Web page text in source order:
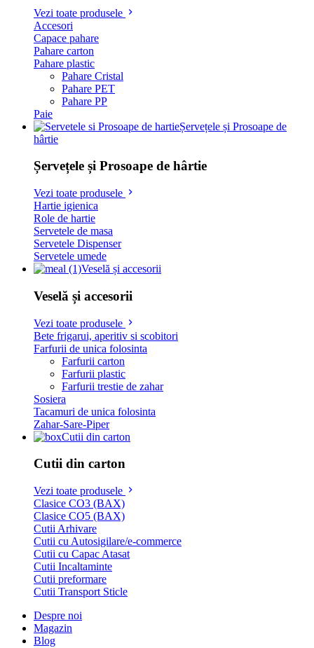
Vezi toate produsele
Accesori
Capace pahare
Pahare carton
Pahare plastic
Pahare Cristal
Pahare PET
Pahare PP
Paie
Șervețele și Prosoape de
hârtie
Șervețele și Prosoape de hârtie
Vezi toate produsele
Hartie igienica
Role de hartie
Servetele de masa
Servetele Dispenser
Servetele umede
Veselă și accesorii
Veselă și accesorii
Vezi toate produsele
Bete frigarui, aperitiv si scobitori
Farfurii de unica folosinta
Farfurii carton
Farfurii plastic
Farfurii trestie de zahar
Sosiera
Tacamuri de unica folosinta
Zahar-Sare-Piper
Cutii din carton
Cutii din carton
Vezi toate produsele
Clasice CO3 (BAX)
Clasice CO5 (BAX)
Cutii Arhivare
Cutii cu Autosigilare/e-commerce
Cutii cu Capac Atasat
Cutii Incaltaminte
Cutii preformare
Cutii Transport Sticle
Despre noi
Magazin
Blog